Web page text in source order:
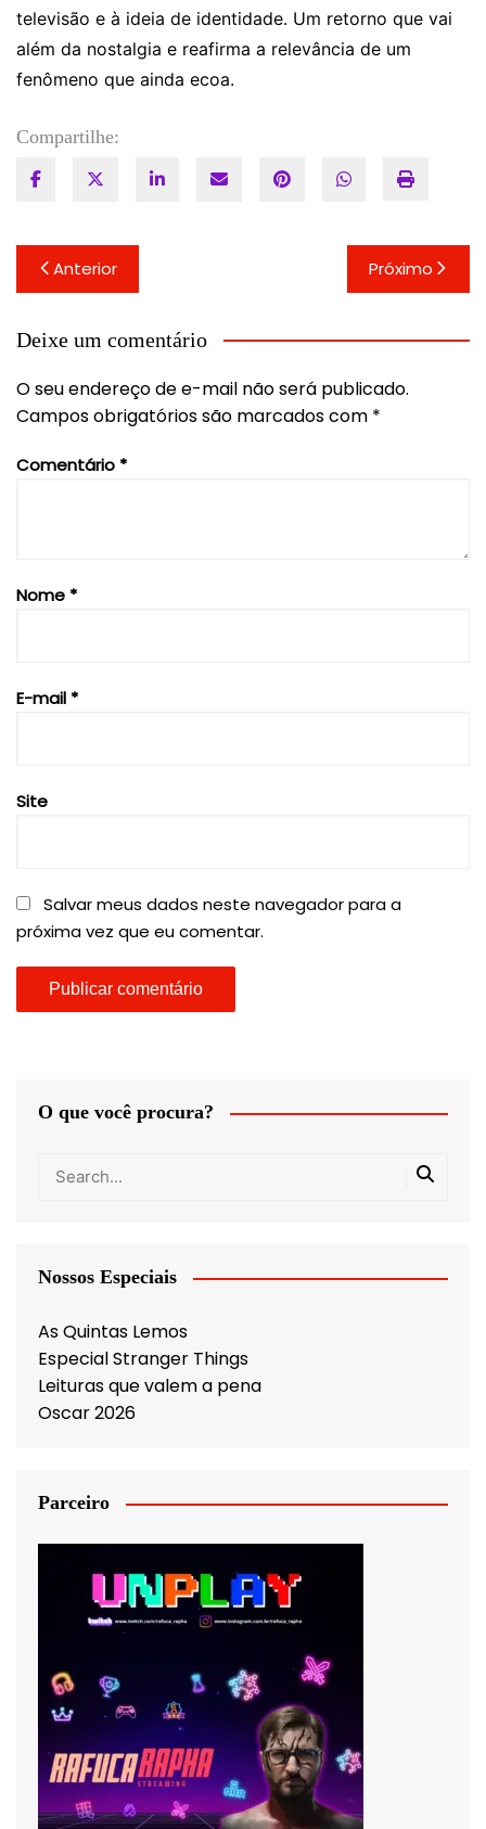
televisão e à ideia de identidade. Um retorno que vai
além da nostalgia e reafirma a relevância de um
fenômeno que ainda ecoa.
Compartilhe:
Navegação
de
Post
Anterior Próximo
Deixe um comentário
O seu endereço de e-mail não será publicado.
Campos obrigatórios são marcados com *
Comentário *
Nome *
E-mail *
Site
Salvar meus dados neste navegador para a
próxima vez que eu comentar.
O que você procura?
Nossos Especiais
As Quintas Lemos
Especial Stranger Things
Leituras que valem a pena
Oscar 2026
Parceiro